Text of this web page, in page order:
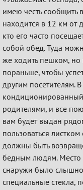
имею честь сообщить
находится в 12 км от
кто его часто
собой обед. Туда
же ходить пешком, но
пораньше, чтобы
другим посетителям.
родителями, и все
вам будет выдан
пользоваться
должны быть
бедным людям. Место
снаружи было
специальные стекла,